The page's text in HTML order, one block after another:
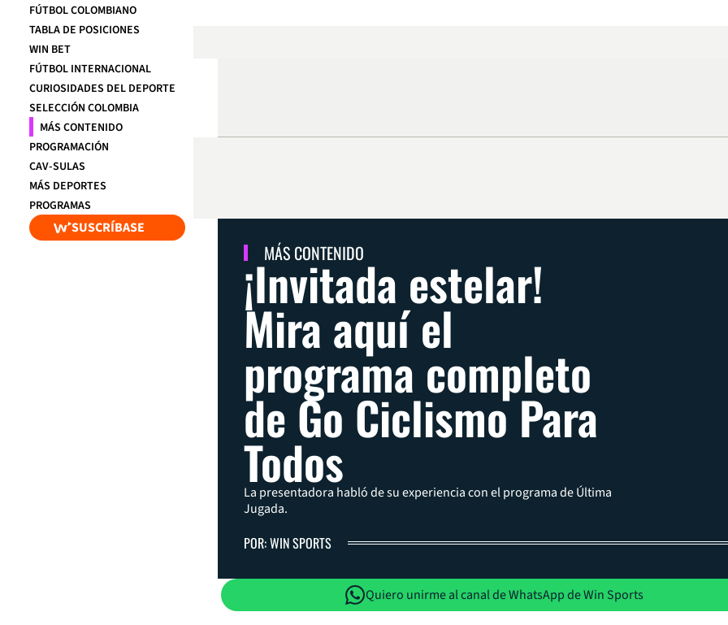
FÚTBOL COLOMBIANO
TABLA DE POSICIONES
WIN BET
FÚTBOL INTERNACIONAL
CURIOSIDADES DEL DEPORTE
SELECCIÓN COLOMBIA
MÁS CONTENIDO
PROGRAMACIÓN
CAV-SULAS
MÁS DEPORTES
PROGRAMAS
SUSCRÍBASE
MÁS CONTENIDO
¡Invitada estelar!
Mira aquí el
programa completo
de Go Ciclismo Para
Todos
La presentadora habló de su experiencia con el programa de Última
Jugada.
POR: WIN SPORTS
Quiero unirme al canal de WhatsApp de Win Sports